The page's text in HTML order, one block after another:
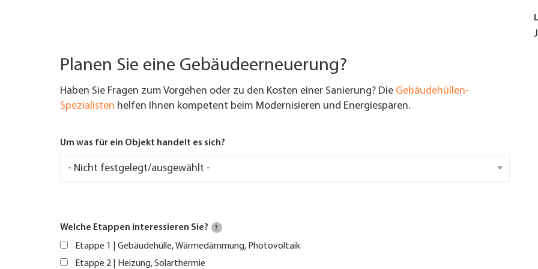
Planen Sie eine Gebäudeerneuerung?
Haben Sie Fragen zum Vorgehen oder zu den Kosten einer Sanierung? Die Gebäudehüllen-
Spezialisten helfen Ihnen kompetent beim Modernisieren und Energiesparen.
Um was für ein Objekt handelt es sich?
Welche Etappen interessieren Sie? ?
Etappe 1 | Gebäudehülle, Wärmedämmung, Photovoltaik
Etappe 2 | Heizung, Solarthermie